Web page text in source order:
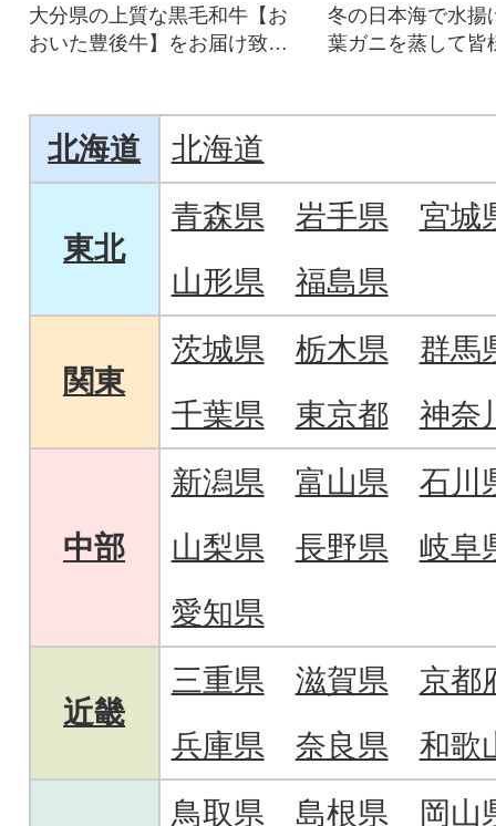
大分県の上質な黒毛和牛【お
おいた豊後牛】をお届け致し
冬の日本海で水揚
葉ガニを蒸して皆
北海道 北海道
東北
青森県 岩手県
宮城
山形県
福島県
関東
茨城県 栃木県
群馬
千葉県
東京都 神奈
中部
新潟県 富山県
石川
山梨県
長野県
岐阜
愛知県
近畿
三重県 滋賀県
京都
兵庫県
奈良県
和歌
鳥取県
島根県 岡山